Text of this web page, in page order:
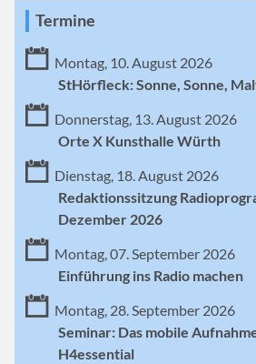
Termine
Montag, 10. August 2026
StHörfleck: Sonne, Sonne,
Donnerstag, 13. August 2026
Orte X Kunsthalle Würth
Dienstag, 18. August 2026
Redaktionssitzung
Dezember 2026
Montag, 07. September 2026
Einführung ins Radio machen
Montag, 28. September 2026
Seminar: Das mobile
H4essential